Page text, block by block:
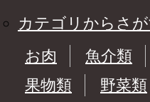
カテゴリからさ
お肉
魚介類
果物類
野菜類